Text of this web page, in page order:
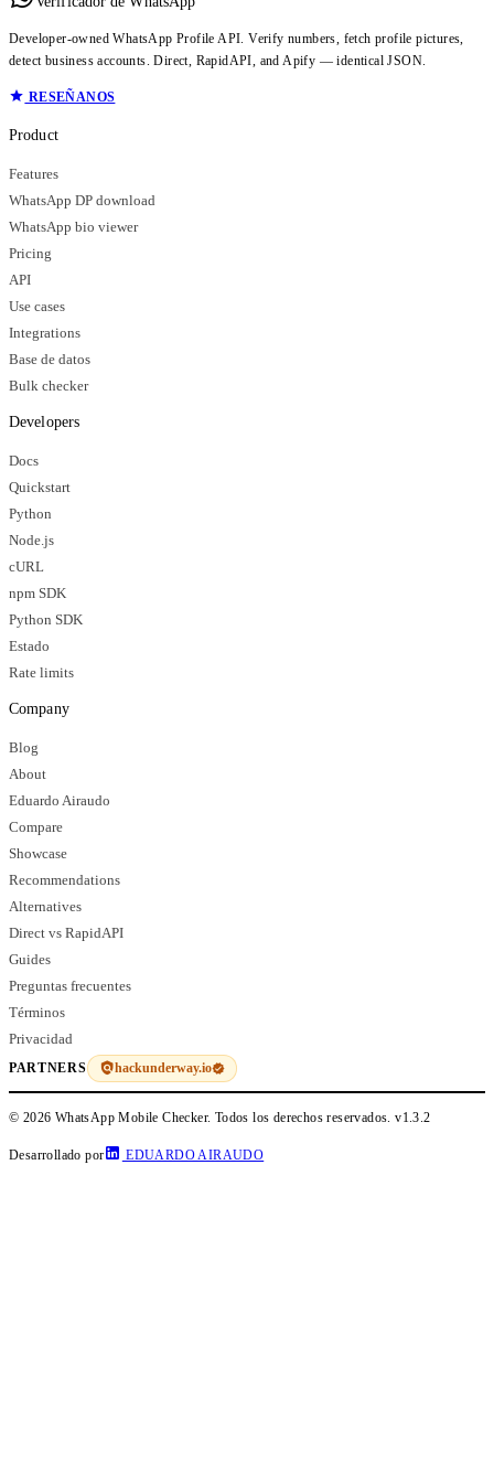
Developer-owned WhatsApp Profile API. Verify numbers, fetch profile pictures,
detect business accounts. Direct, RapidAPI, and Apify — identical JSON.
RESEÑANOS
Product
Features
WhatsApp DP download
WhatsApp bio viewer
Pricing
API
Use cases
Integrations
Base de datos
Bulk checker
Developers
Docs
Quickstart
Python
Node.js
cURL
npm SDK
Python SDK
Estado
Rate limits
Company
Blog
About
Eduardo Airaudo
Compare
Showcase
Recommendations
Alternatives
Direct vs RapidAPI
Guides
Preguntas frecuentes
Términos
Privacidad
PARTNERS hackunderway.io
© 2026 WhatsApp Mobile Checker. Todos los derechos reservados.v1.3.2
Desarrollado por EDUARDO AIRAUDO